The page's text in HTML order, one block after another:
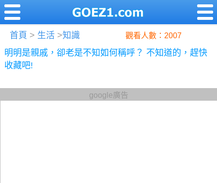
首頁 > 生活 >知識 觀看人數：2007
明明是親戚，卻老是不知如何稱呼？ 不知道的，趕快
收藏吧!
google廣告